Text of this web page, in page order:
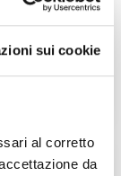
sui cookie
al corretto
da
agricole